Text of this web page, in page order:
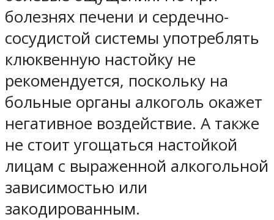
болезнях печени и сердечно-
сосудистой системы употреблять
клюквенную настойку не
рекомендуется, поскольку на
больные органы алкоголь окажет
негативное воздействие. А также
не стоит угощаться настойкой
лицам с выраженной алкогольной
зависимостью или
закодированным.